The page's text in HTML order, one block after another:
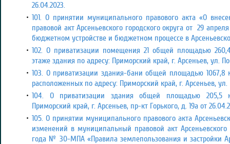
26.04.2023.
101. О принятии муниципального правового акта «О
правовой акт Арсеньевского городского округа от 29
бюджетном устройстве и бюджетном процессе в
102. О приватизации помещения 21 общей площадью
этаже здания по адресу: Приморский край, г. Арсеньев, ул.
103. О приватизации здания-бани общей площадью
расположенных по адресу: Приморский край, г. Арсеньев,
104. О приватизации здания общей площадью 205,5
Приморский край, г. Арсеньев, пр-кт Горького, д. 19а от
105. О принятии муниципального правового акта
изменений в муниципальный правовой акт Арсеньевского
года № 30-МПА «Правила землепользования и застройки